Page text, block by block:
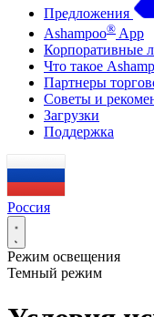
Предложения
Ashampoo® App
Корпоративные
Что такое
Партнеры
Советы и
Загрузки
Поддержка
Россия
Режим освещения
Темный режим